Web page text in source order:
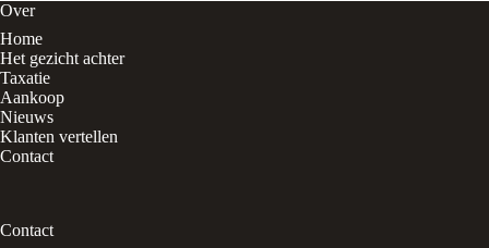
Over
Home
Het gezicht achter
Taxatie
Aankoop
Nieuws
Klanten vertellen
Contact
Contact